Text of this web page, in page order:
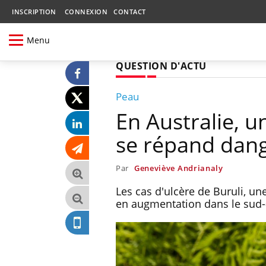
INSCRIPTION CONNEXION CONTACT
Menu
QUESTION D'ACTU
Peau
En Australie,
se répand
Par Geneviève Andrianaly
Les cas d'ulcère de Buruli,
en augmentation dans le